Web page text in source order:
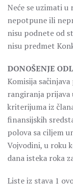
Neće se uzimati
nepotpune ili
nisu podnete od
nisu predmet
DONOŠENJE
Komisija
rangiranja
kriterijuma iz
finansijskih
polova sa ciljem
Vojvodini, u roku
dana isteka roka
Liste iz stava 1